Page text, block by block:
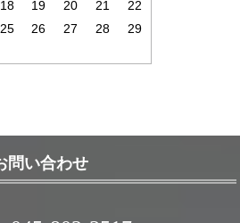
18 19 20 21
22
25 26 27 28
29
問い合わせ